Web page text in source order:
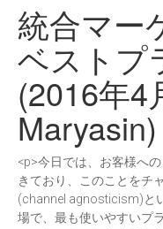
統合マー
ベスト
(2016年4
Maryasin)
<p>今日では、お客様へ
きており、このことをチ
(channel agnosticism)と
場で、最も使いやすいプ